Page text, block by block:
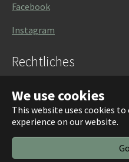
We use cookies
This website uses cookies
experience on our website.
Facebook
Instagram
Rechtliches
Datenschutzerklärung